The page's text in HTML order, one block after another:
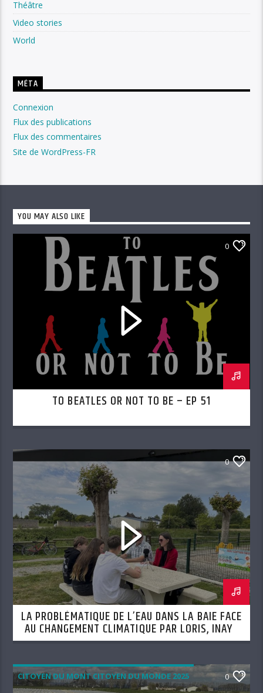
Théâtre
Video stories
World
MÉTA
Connexion
Flux des publications
Flux des commentaires
Site de WordPress-FR
YOU MAY ALSO LIKE
0
TO BEATLES OR NOT TO BE – EP 51
0
LA PROBLÉMATIQUE DE L’EAU DANS LA BAIE FACE
AU CHANGEMENT CLIMATIQUE PAR LORIS, INAYA
ET LYSSANDRE (SEMAINE DU 6 AOÛT)
CITOYEN DU MONT CITOYEN DU MONDE 2025 0